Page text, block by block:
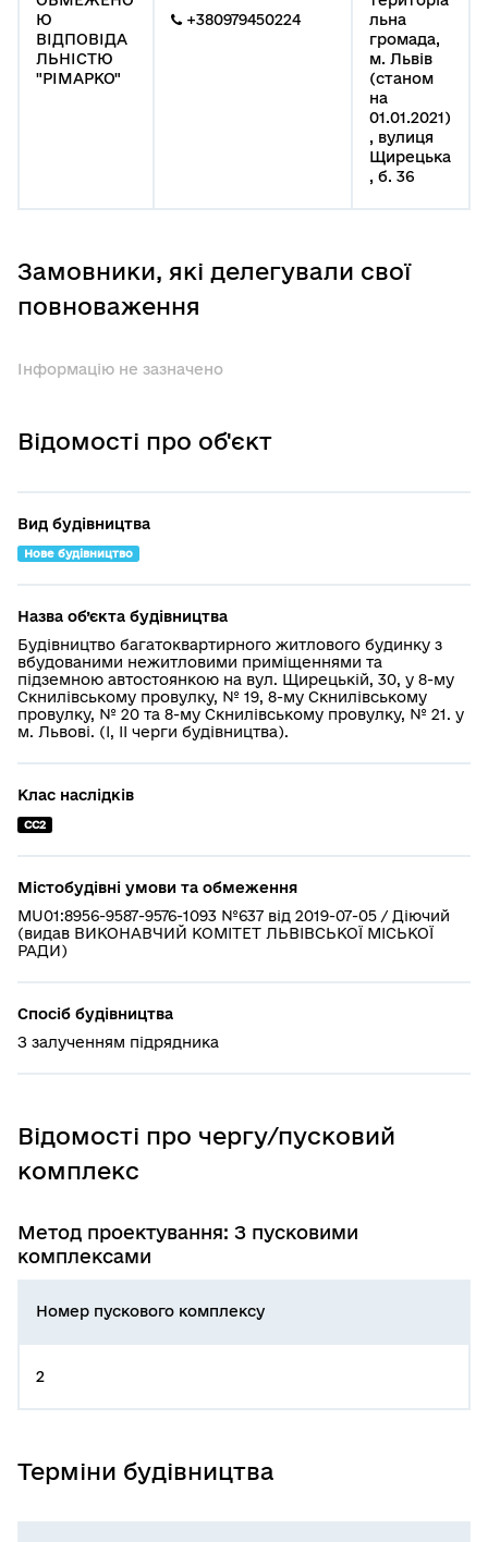
Ю
ВІДПОВІДА
ЛЬНІСТЮ
"РІМАРКО"
+380979450224
льна
громада,
м. Львів
(станом
на
01.01.2021)
, вулиця
Щирецька
, б. 36
Замовники, які делегували свої
повноваження
Інформацію не зазначено
Відомості про об'єкт
Вид будівництва
Нове будівництво
Назва об’єкта будівництва
Будівництво багатоквартирного житлового будинку з
вбудованими нежитловими приміщеннями та
підземною автостоянкою на вул. Щирецькій, 30, у 8-му
Скнилівському провулку, № 19, 8-му Скнилівському
провулку, № 20 та 8-му Скнилівському провулку, № 21. у
м. Львові. (І, ІІ черги будівництва).
Клас наслідків
СС2
Містобудівні умови та обмеження
MU01:8956-9587-9576-1093 №637 від 2019-07-05 / Діючий
(видав ВИКОНАВЧИЙ КОМІТЕТ ЛЬВІВСЬКОЇ МІСЬКОЇ
РАДИ)
Спосіб будівництва
З залученням підрядника
Відомості про чергу/пусковий
комплекс
Метод проектування: З пусковими
комплексами
Номер пускового комплексу
2
Терміни будівництва